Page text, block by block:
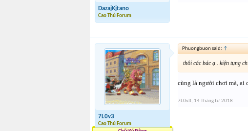
DazajKjtano
Cao Thủ Forum
7L0v3
Cao Thủ Forum
Phuongbuon said: ↑
thôi các bác ạ . kiện tụng
cùng là người chơi mà, ai
7L0v3, 14 Tháng tư 2018